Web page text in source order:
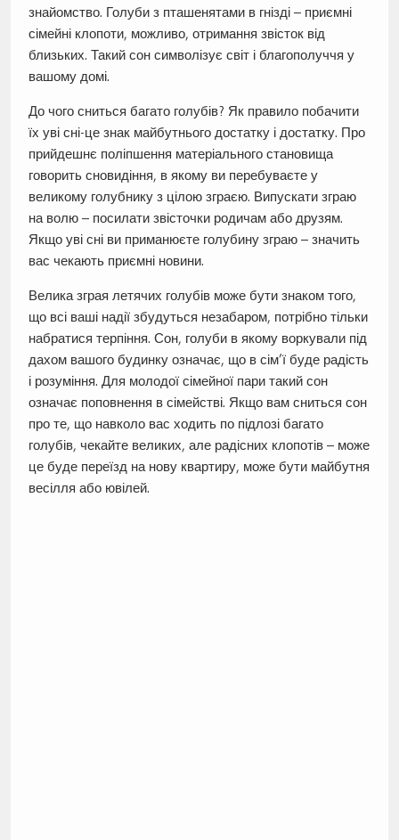
знайомство. Голуби з пташенятами в гнізді – приємні
сімейні клопоти, можливо, отримання звісток від
близьких. Такий сон символізує світ і благополуччя у
вашому домі.
До чого сниться багато голубів? Як правило побачити
їх уві сні-це знак майбутнього достатку і достатку. Про
прийдешнє поліпшення матеріального становища
говорить сновидіння, в якому ви перебуваєте у
великому голубнику з цілою зграєю. Випускати зграю
на волю – посилати звісточки родичам або друзям.
Якщо уві сні ви приманюєте голубину зграю – значить
вас чекають приємні новини.
Велика зграя летячих голубів може бути знаком того,
що всі ваші надії збудуться незабаром, потрібно тільки
набратися терпіння. Сон, голуби в якому воркували під
дахом вашого будинку означає, що в сім’ї буде радість
і розуміння. Для молодої сімейної пари такий сон
означає поповнення в сімействі. Якщо вам сниться сон
про те, що навколо вас ходить по підлозі багато
голубів, чекайте великих, але радісних клопотів – може
це буде переїзд на нову квартиру, може бути майбутня
весілля або ювілей.